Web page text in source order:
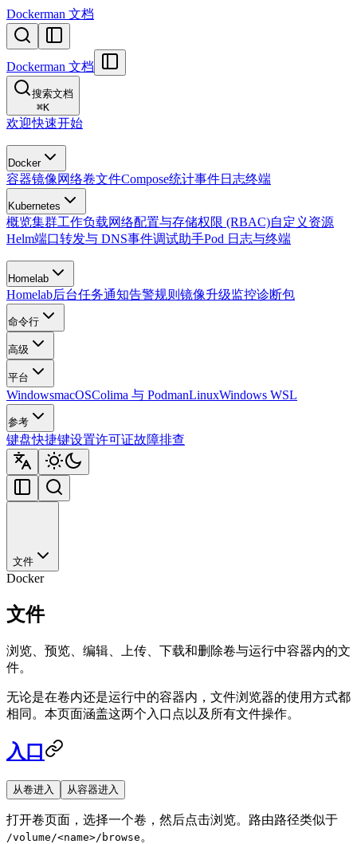
Dockerman 文档
Dockerman 文档
搜索文档
⌘K
欢迎快速开始
Docker
容器镜像网络卷文件Compose统计事件日志终端
Kubernetes
概览集群工作负载网络配置与存储权限 (RBAC)自定义资源
Helm端口转发与 DNS事件调试助手Pod 日志与终端
Homelab
Homelab后台任务通知告警规则 镜像升级监控诊断包
命令行
高级
平台
WindowsmacOSColima 与 PodmanLinuxWindows WSL
参考
键盘快捷键设置许可证故障排查
文件
Docker
文件
浏览、预览、编辑、上传、下载和删除卷与运行中容器内的文
件。
无论是在卷内还是运行中的容器内，文件浏览器的使用方式都
相同。本页面涵盖这两个入口点以及所有文件操作。
入口
从卷进入 从容器进入
打开卷页面，选择一个卷，然后点击浏览。路由路径类似于
/volume/<name>/browse 。